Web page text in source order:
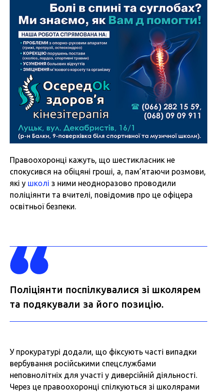
Правоохоронці кажуть, що шестикласник не
спокусився на обіцяні гроші, а, пам’ятаючи розмови,
які у школі з ними неодноразово проводили
поліціянти та вчителі, повідомив про це офіцера
освітньої безпеки.
Поліціянти поспілкувалися зі школярем
та подякували за його позицію.
У прокуратурі додали, що фіксують часті випадки
вербування російськими спецслужбами
неповнолітніх для участі у диверсійній діяльності.
Через це правоохоронці спілкуються зі школярами